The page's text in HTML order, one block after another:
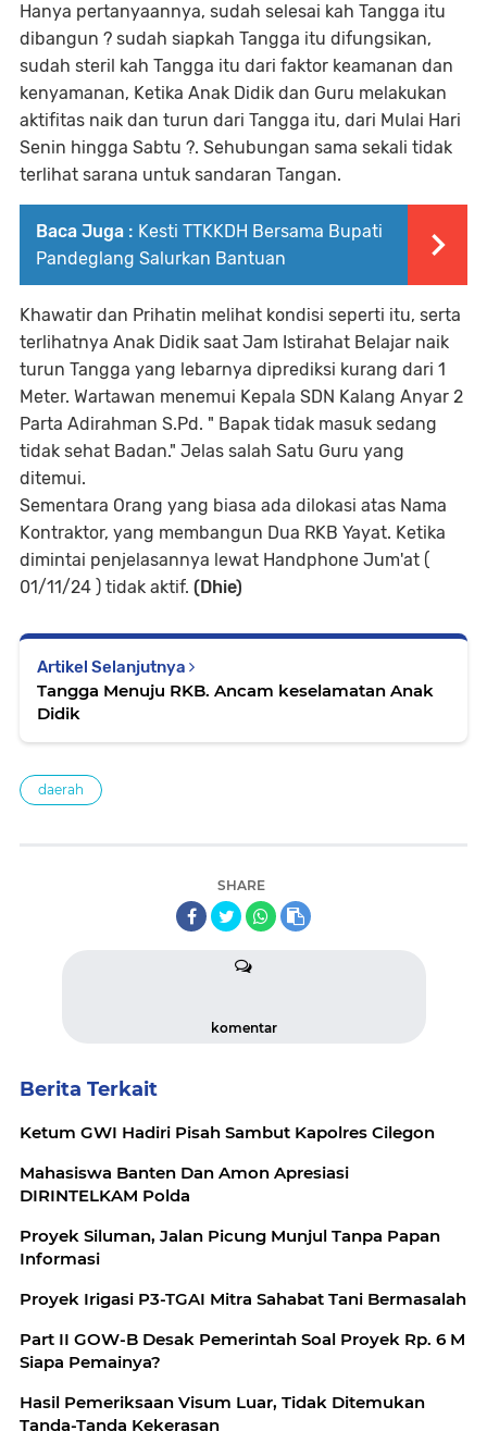
Hanya pertanyaannya, sudah selesai kah Tangga itu
dibangun ? sudah siapkah Tangga itu difungsikan,
sudah steril kah Tangga itu dari faktor keamanan dan
kenyamanan, Ketika Anak Didik dan Guru melakukan
aktifitas naik dan turun dari Tangga itu, dari Mulai Hari
Senin hingga Sabtu ?. Sehubungan sama sekali tidak
terlihat sarana untuk sandaran Tangan.
Baca Juga : Kesti TTKKDH Bersama Bupati
Pandeglang Salurkan Bantuan
Khawatir dan Prihatin melihat kondisi seperti itu, serta
terlihatnya Anak Didik saat Jam Istirahat Belajar naik
turun Tangga yang lebarnya diprediksi kurang dari 1
Meter. Wartawan menemui Kepala SDN Kalang Anyar 2
Parta Adirahman S.Pd. " Bapak tidak masuk sedang
tidak sehat Badan." Jelas salah Satu Guru yang
ditemui.
Sementara Orang yang biasa ada dilokasi atas Nama
Kontraktor, yang membangun Dua RKB Yayat. Ketika
dimintai penjelasannya lewat Handphone Jum'at (
01/11/24 ) tidak aktif. (Dhie)
Artikel Selanjutnya
Tangga Menuju RKB. Ancam keselamatan Anak
Didik
daerah
SHARE
komentar
Berita Terkait
Ketum GWI Hadiri Pisah Sambut Kapolres Cilegon
Mahasiswa Banten Dan Amon Apresiasi
DIRINTELKAM Polda
Proyek Siluman, Jalan Picung Munjul Tanpa Papan
Informasi
Proyek Irigasi P3-TGAI Mitra Sahabat Tani Bermasalah
Part II GOW-B Desak Pemerintah Soal Proyek Rp. 6 M
Siapa Pemainya?
Hasil Pemeriksaan Visum Luar, Tidak Ditemukan
Tanda-Tanda Kekerasan